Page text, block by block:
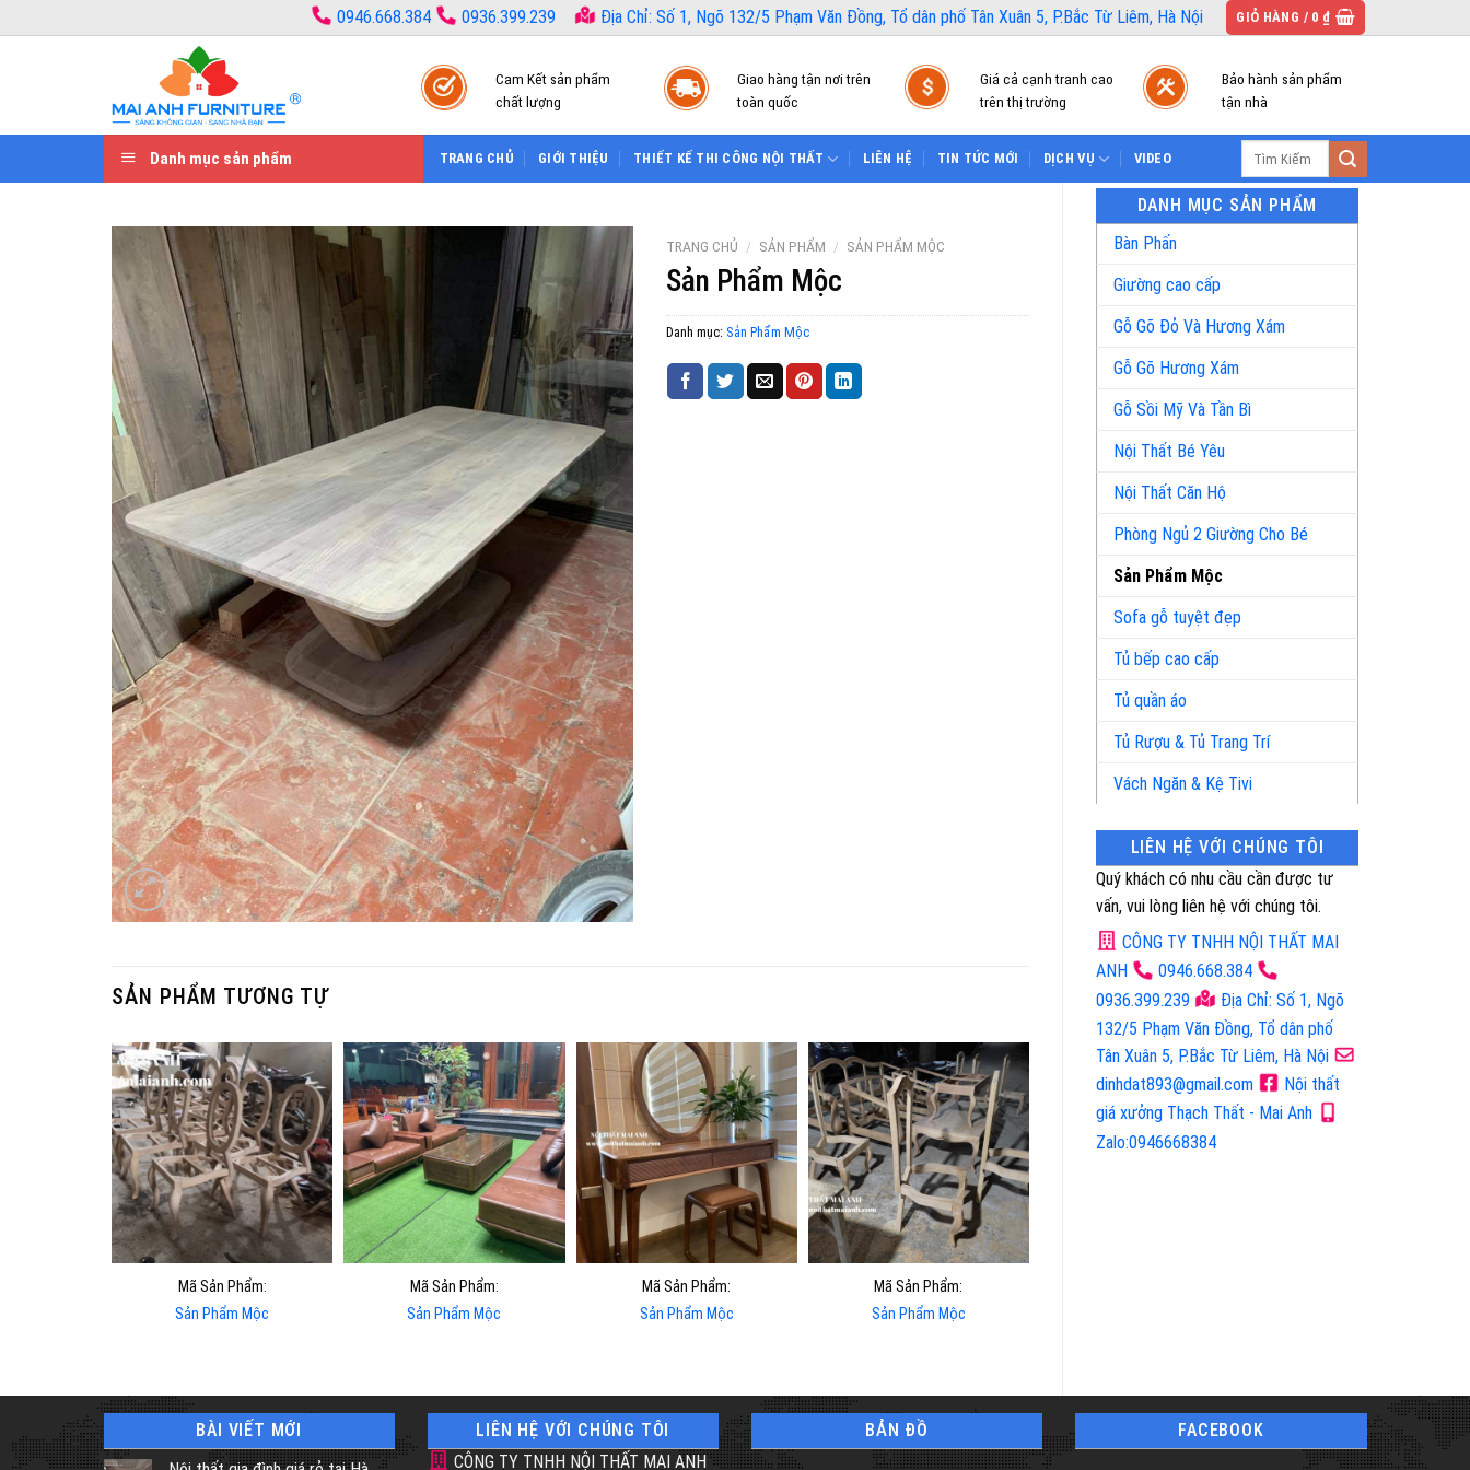
qua
0946.668.384 0936.399.239 Địa Chỉ: Số 1, Ngõ 132/5 Phạm Văn Đồng, Tổ dân phố Tân Xuân 5, P.Bắc Từ Liêm, Hà Nội GIỎ HÀNG / 0 ₫
Cam Kết sản phẩm
chất lượng
Giao hàng tận nơi trên
toàn quốc
Giá cả cạnh tranh cao
trên thị trường
Bảo hành sản phẩm
tận nhà
Danh mục sản phẩm TRANG CHỦ GIỚI THIỆU THIẾT KẾ THI CÔNG NỘI THẤT LIÊN HỆ TIN TỨC MỚI DỊCH VỤ VIDEO
DANH MỤC SẢN PHẨM
Bàn Phấn
Giường cao cấp
Gỗ Gõ Đỏ Và Hương Xám
Gỗ Gõ Hương Xám
Gỗ Sồi Mỹ Và Tần Bì
Nội Thất Bé Yêu
Nội Thất Căn Hộ
Phòng Ngủ 2 Giường Cho Bé
Sản Phẩm Mộc
Sofa gỗ tuyệt đẹp
Tủ bếp cao cấp
Tủ quần áo
Tủ Rượu & Tủ Trang Trí
Vách Ngăn & Kệ Tivi
LIÊN HỆ VỚI CHÚNG TÔI
Quý khách có nhu cầu cần được tư
vấn, vui lòng liên hệ với chúng tôi.
CÔNG TY TNHH NỘI THẤT MAI
ANH
0946.668.384
0936.399.239
Địa Chỉ: Số 1, Ngõ
132/5 Phạm Văn Đồng, Tổ dân phố
Tân Xuân 5, P.Bắc Từ Liêm, Hà Nội
dinhdat893@gmail.com
Nội thất
giá xưởng Thạch Thất - Mai Anh
Zalo:0946668384
TRANG CHỦ / SẢN PHẨM / SẢN PHẨM MỘC
Sản Phẩm Mộc
Danh mục: Sản Phẩm Mộc
SẢN PHẨM TƯƠNG TỰ
Mã Sản Phẩm:
Sản Phẩm Mộc
Mã Sản Phẩm:
Sản Phẩm Mộc
Mã Sản Phẩm:
Sản Phẩm Mộc
Mã Sản Phẩm:
Sản Phẩm Mộc
BÀI VIẾT MỚI
LIÊN HỆ VỚI CHÚNG TÔI
CÔNG TY TNHH NỘI THẤT MAI ANH
BẢN ĐỒ FACEBOOK